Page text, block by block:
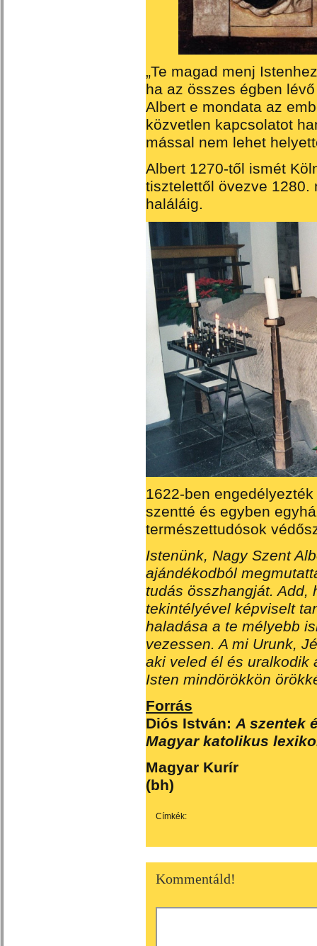
„Te magad menj
ha az összes égben
Albert e mondata az
közvetlen kapcsolatot
mással nem lehet
Albert 1270-től ismét
tisztelettől övezve 1280.
haláláig.
1622-ben
szentté és egyben
természettudósok
Istenünk, Nagy Szent
ajándékodból
tudás összhangját. Add,
tekintélyével képviselt
haladása a te mélyebb
vezessen. A mi Urunk,
aki veled él és uralkodik
Isten mindörökkön
Forrás
Diós István:A szentek
Magyar katolikus
Magyar Kurír
(bh)
Címkék:
Kommentáld!